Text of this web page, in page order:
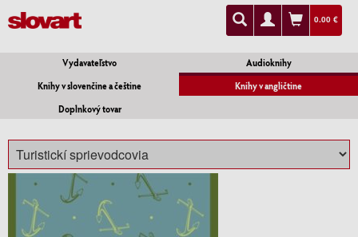
0.00 €
Vydavateľstvo
Audioknihy
Knihy v slovenčine a češtine
Knihy v angličtine
Doplnkový tovar